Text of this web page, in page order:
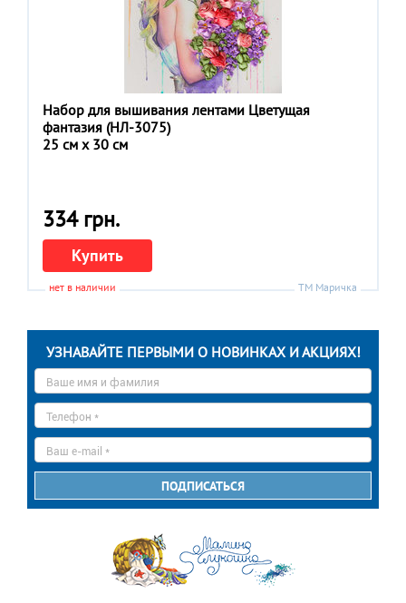
Набор для вышивания лентами Цветущая
фантазия (НЛ-3075)
25 см x 30 см
334 грн.
Купить
нет в наличии ТМ Маричка
УЗНАВАЙТЕ ПЕРВЫМИ О НОВИНКАХ И АКЦИЯХ!
имя
*
mail
*
ПОДПИСАТЬСЯ